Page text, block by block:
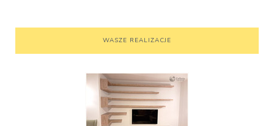
WASZE REALIZACJE